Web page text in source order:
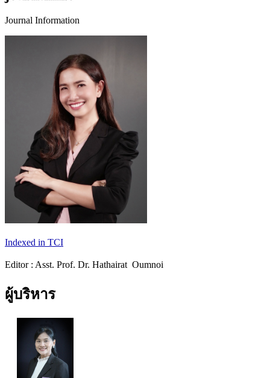
Journal Information
Indexed in TCI
Editor : Asst. Prof. Dr. Hathairat Oumnoi
ผู้บริหาร